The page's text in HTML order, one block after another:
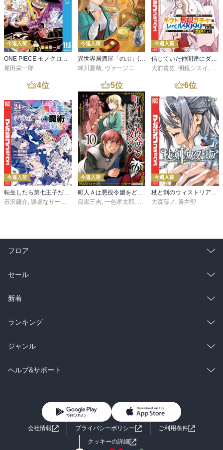
今週入荷
尾田栄一郎
今週入荷
蝉川夏哉 ヴァージニア二等兵 ,転
今週入荷
大前貴史 明鏡シスイ
4位
今週入荷
転生したら第七王子だったので、気ままに魔術を極めます（２４）
石沢庸介, 謙虚なサークル メル。
5位
今週入荷
町人Ａは悪役令嬢をどうしても救いたい ～どぶと空と氷の姫君～１０【電子書店共通特典イラスト付】
目黒三吉, 一色孝太郎, Parum
6位
今週入荷
杖と剣のウィストリア（１６）
大森藤ノ , 青井聖
フロア
総合
ラノベ
雑誌・グラビア
BL・TL
セール
総合
ラノベ
雑誌・グラビア
BL・TL
新着
総合
ラノベ
雑誌・グラビア
ランキング
総合
ラノベ
ジャンル
コミック
ライトノベル 男子向けラノベ
小説
ヘルプ&サポート
よくあるご質問 お問い合わせ
会社情報 プライバシーポリシー
ご利用条件
クッキーの詳細